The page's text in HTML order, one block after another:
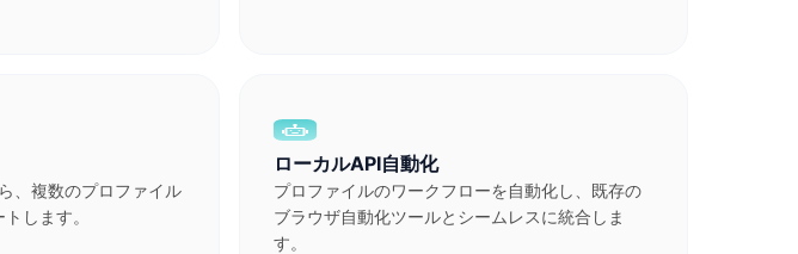
、複数のプロファイル
します。
ローカルAPI自動化
プロファイルのワークフローを自動化し、既存の
ブラウザ自動化ツールとシームレスに統合しま
す。